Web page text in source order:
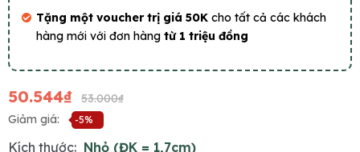
Tặng một voucher trị giá 50K cho tất cả các khách
hàng mới với đơn hàng từ 1 triệu đồng
50.544₫
53.000₫
Giảm giá:
-5%
Kích thước: Nhỏ (ĐK = 1,7cm)